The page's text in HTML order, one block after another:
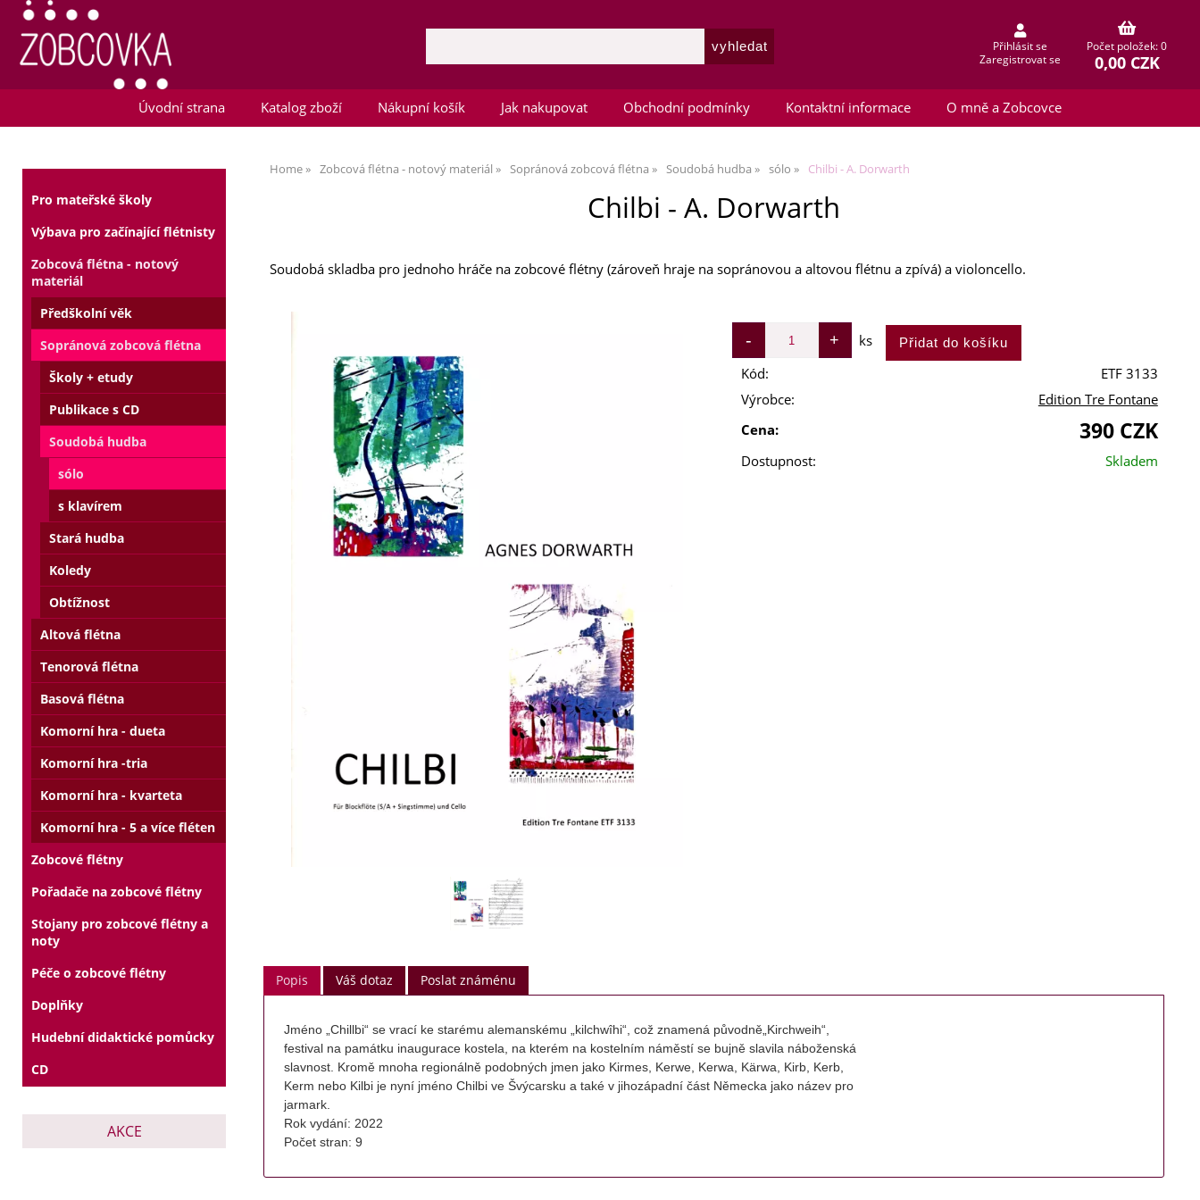
Přihlásit se
Zaregistrovat se
Počet položek: 0
0,00 CZK
Úvodní strana Katalog zboží Nákupní košík Jak nakupovat Obchodní podmínky Kontaktní informace O mně a Zobcovce
Home Zobcová flétna - notový materiál Sopránová zobcová flétna Soudobá hudba sólo Chilbi - A. Dorwarth
Chilbi - A. Dorwarth
Soudobá skladba pro jednoho hráče na zobcové flétny (zároveň hraje na sopránovou a altovou flétnu a zpívá) a violoncello.
ks
Kód:
ETF 3133
Výrobce:
Edition Tre Fontane
Cena:
390 CZK
Dostupnost: Skladem
Popis Váš dotaz Poslat známénu
Jméno „Chillbi“ se vrací ke starému alemanskému „kilchwîhi“, což znamená původně„Kirchweih“,
festival na památku inaugurace kostela, na kterém na kostelním náměstí se bujně slavila náboženská
slavnost. Kromě mnoha regionálně podobných jmen jako Kirmes, Kerwe, Kerwa, Kärwa, Kirb, Kerb,
Kerm nebo Kilbi je nyní jméno Chilbi ve Švýcarsku a také v jihozápadní část Německa jako název pro
jarmark.
Rok vydání: 2022
Počet stran: 9
Pro mateřské školy
Výbava pro začínající flétnisty
Zobcová flétna - notový
materiál
Předškolní věk
Sopránová zobcová flétna
Školy + etudy
Publikace s CD
Soudobá hudba
sólo
s klavírem
Stará hudba
Koledy
Obtížnost
Altová flétna
Tenorová flétna
Basová flétna
Komorní hra - dueta
Komorní hra -tria
Komorní hra - kvarteta
Komorní hra - 5 a více fléten
Zobcové flétny
Pořadače na zobcové flétny
Stojany pro zobcové flétny a
noty
Péče o zobcové flétny
Doplňky
Hudební didaktické pomůcky
CD
AKCE